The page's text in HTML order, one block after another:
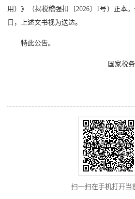
用）》（揭税稽强扣〔2026〕1号）正本
日，上述文书视为送达。
特此公告。
国家税
扫一扫在手机打开当